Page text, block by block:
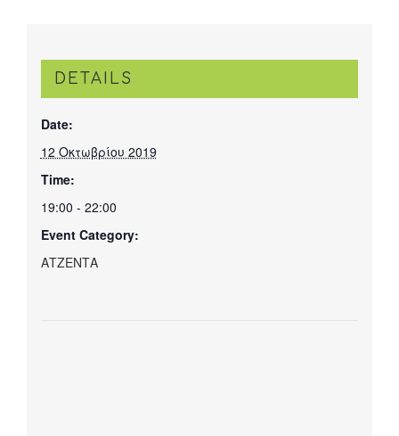
DETAILS
Date:
12 Οκτωβρίου 2019
Time:
19:00 - 22:00
Event Category:
ΑΤΖΕΝΤΑ